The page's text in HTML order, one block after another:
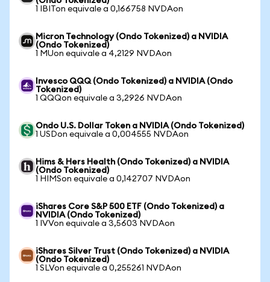
1 IBITon equivale a 0,166758 NVDAon
Micron Technology (Ondo Tokenized) a NVIDIA
(Ondo Tokenized)
1 MUon equivale a 4,2129 NVDAon
Invesco QQQ (Ondo Tokenized) a NVIDIA (Ondo
Tokenized)
1 QQQon equivale a 3,2926 NVDAon
Ondo U.S. Dollar Token a NVIDIA (Ondo Tokenized)
1 USDon equivale a 0,004555 NVDAon
Hims & Hers Health (Ondo Tokenized) a NVIDIA
(Ondo Tokenized)
1 HIMSon equivale a 0,142707 NVDAon
iShares Core S&P 500 ETF (Ondo Tokenized) a
NVIDIA (Ondo Tokenized)
1 IVVon equivale a 3,5603 NVDAon
iShares Silver Trust (Ondo Tokenized) a NVIDIA
(Ondo Tokenized)
1 SLVon equivale a 0,255261 NVDAon